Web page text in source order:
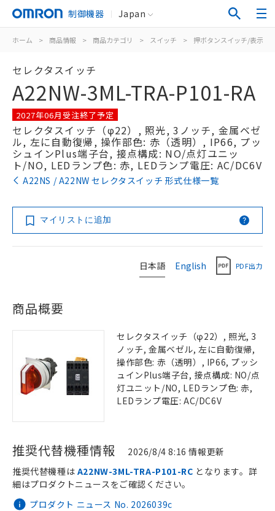
制御機器 Japan
ホーム > 商品情報 > 商品カテゴリ > スイッチ > 押ボタンスイッチ/表示灯
セレクタスイッチ
A22NW-3ML-TRA-P101-RA
2027年06月受注終了予定
セレクタスイッチ（φ22）, 照光, 3ノッチ, 金属ベゼ
ル, 左に自動復帰, 操作部色: 赤（透明）, IP66, プッ
シュインPlus端子台, 接点構成: NO/点灯ユニッ
ト/NO, LEDランプ色: 赤, LEDランプ電圧: AC/DC6V
A22NS / A22NW セレクタスイッチ 形式仕様一覧
マイリストに追加
日本語 English PDF出力
商品概要
セレクタスイッチ（φ22）, 照光, 3
ノッチ, 金属ベゼル, 左に自動復帰,
操作部色: 赤（透明）, IP66, プッシ
ュインPlus端子台, 接点構成: NO/点
灯ユニット/NO, LEDランプ色: 赤,
LEDランプ電圧: AC/DC6V
推奨代替機種情報 2026/8/4 8:16 情報更新
プロダクト ニュース No. 2026039c
推奨代替機種は A22NW-3ML-TRA-P101-RC となります。詳
細はプロダクトニュースをご確認ください。